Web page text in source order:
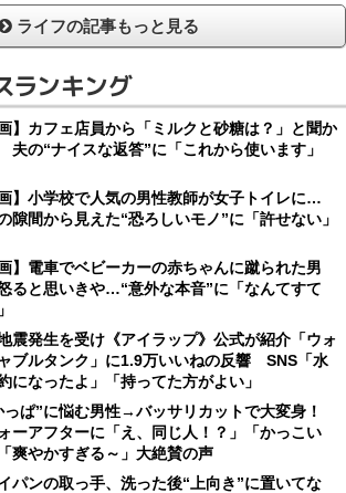
ライフの記事もっと見る
ランキング
画】カフェ店員から「ミルクと砂糖は？」と聞か
の“ナイスな返答”に「これから使います」
画】小学校で人気の男性教師が女子トイレに…
隙間から見えた“恐ろしいモノ”に「許せない」
画】電車でベビーカーの赤ちゃんに蹴られた男
と思いきや…“意外な本音”に「なんてすて
震発生を受け《アイラップ》公式が紹介「ウォ
ブルタンク」に1.9万いいねの反響 SNS「水
になったよ」「持ってた方がよい」
っぱ”に悩む男性→バッサリカットで大変身！
ーアフターに「え、同じ人！？」「かっこい
爽やかすぎる～」大絶賛の声
パンの取っ手、洗った後“上向き”に置いてな